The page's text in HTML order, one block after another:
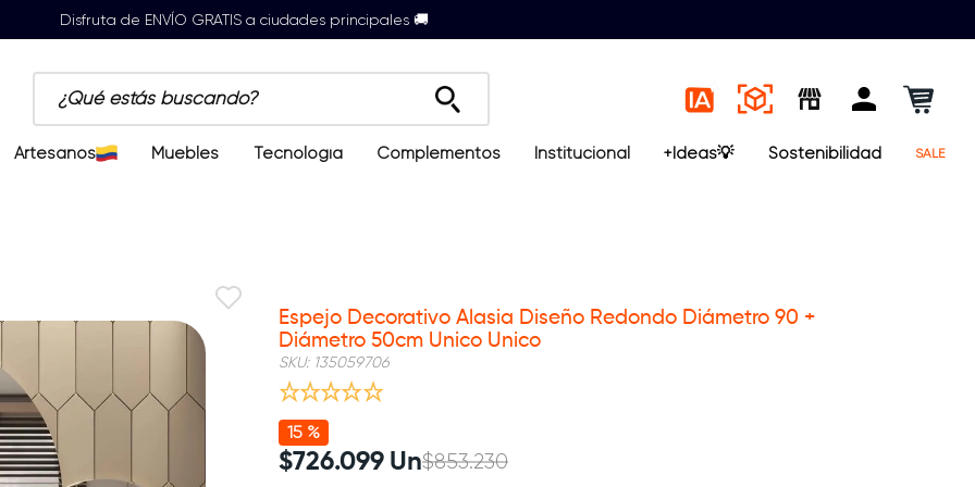
Disfruta de ENVÍO GRATIS a ciudades principales 🚚
¿Qué estás buscando?
Artesanos Muebles Tecnología Complementos Institucional +Ideas💡 Sostenibilidad SALE
Espejo Decorativo Alasia Diseño Redondo Diámetro 90 +
Diámetro 50cm Unico Unico
SKU: 135059706
15 %
$726.099 Un$853.230